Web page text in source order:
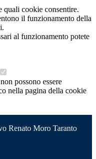
quali cookie consentire.
il funzionamento della
al funzionamento potete
possono essere
nella pagina della cookie
Renato Moro Taranto